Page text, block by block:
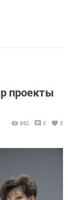
проекты
852 0 0